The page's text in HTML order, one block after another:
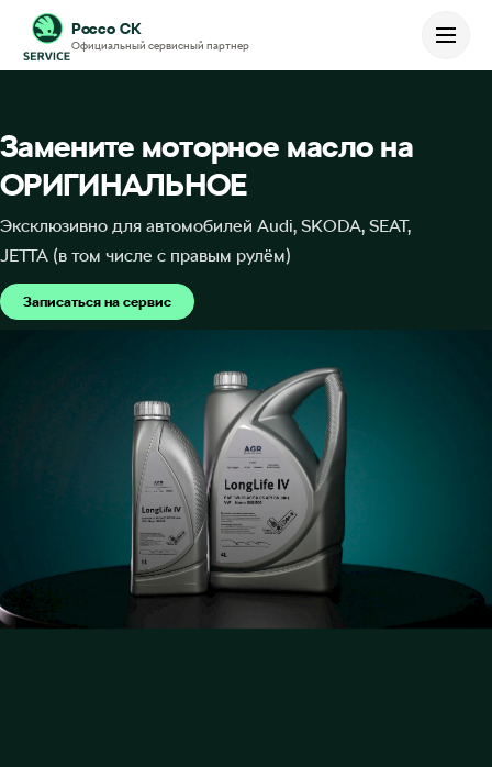
Россо СК
Официальный сервисный партнер
Замените моторное масло на
ОРИГИНАЛЬНОЕ
Эксклюзивно для автомобилей Audi, SKODA, SEAT,
JETTA (в том числе с правым рулём)
Записаться на сервис